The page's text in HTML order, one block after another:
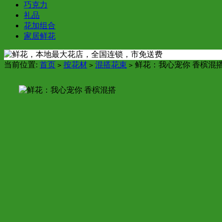
巧克力
礼品
花加组合
家居鲜花
当前位置: 首页 > 按花材 > 混搭花束 > 鲜花：我心宠你 香槟混